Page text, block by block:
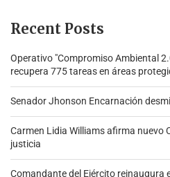
Recent Posts
Operativo "Compromiso Ambiental
recupera 775 tareas en áreas
Senador Jhonson Encarnación
Carmen Lidia Williams afirma nuevo
justicia
Comandante del Ejército reinaugura